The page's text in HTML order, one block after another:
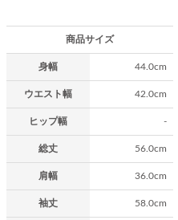
商品サイズ
身幅 44.0cm
ウエスト幅 42.0cm
ヒップ幅 -
総丈 56.0cm
肩幅 36.0cm
袖丈 58.0cm